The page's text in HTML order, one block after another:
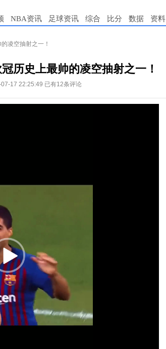
NBA资讯 足球资讯 综合 比分 数据 资料
凌空抽射之一！
历史上最帅的凌空抽射之一！
17 22:25:49 已有12条评论